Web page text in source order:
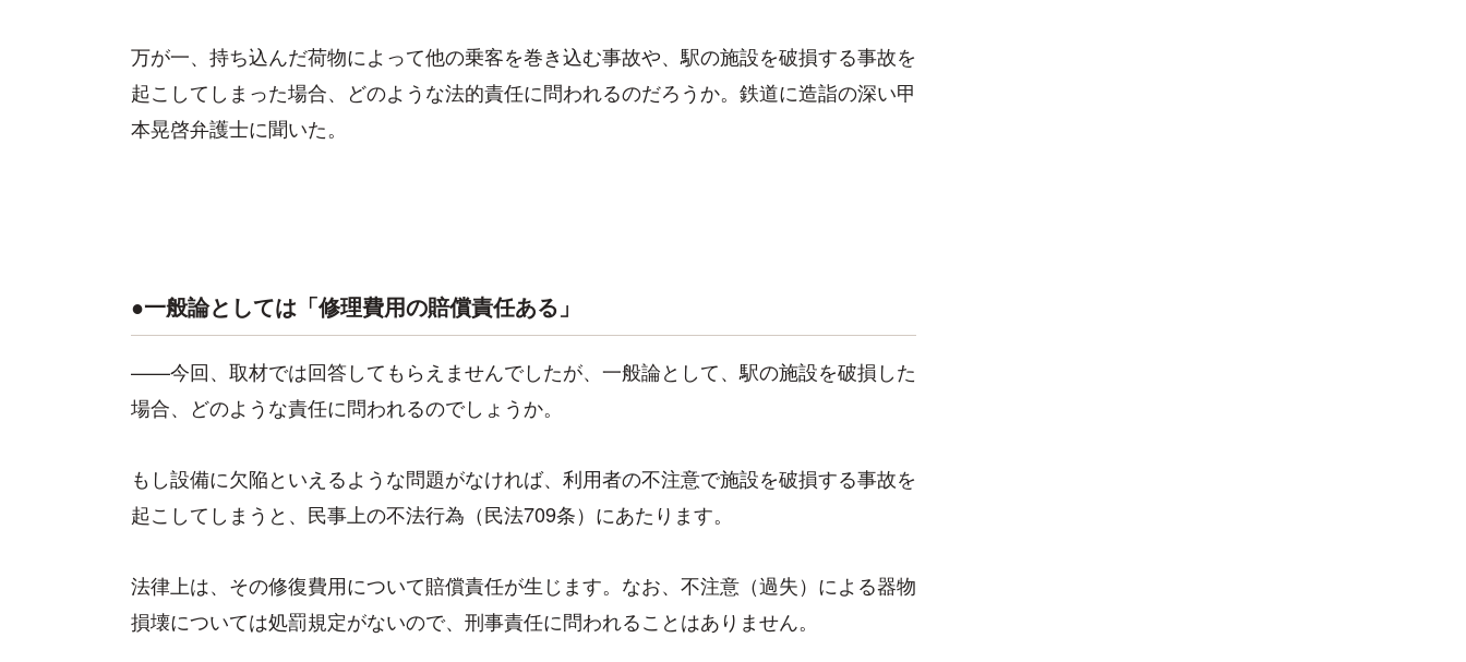
万が一、持ち込んだ荷物によって他の乗客を巻き込む事故や、駅の施設を破損する事故を
起こしてしまった場合、どのような法的責任に問われるのだろうか。鉄道に造詣の深い甲
本晃啓弁護士に聞いた。
●一般論としては「修理費用の賠償責任ある」
——今回、取材では回答してもらえませんでしたが、一般論として、駅の施設を破損した
場合、どのような責任に問われるのでしょうか。
もし設備に欠陥といえるような問題がなければ、利用者の不注意で施設を破損する事故を
起こしてしまうと、民事上の不法行為（民法709条）にあたります。
法律上は、その修復費用について賠償責任が生じます。なお、不注意（過失）による器物
損壊については処罰規定がないので、刑事責任に問われることはありません。